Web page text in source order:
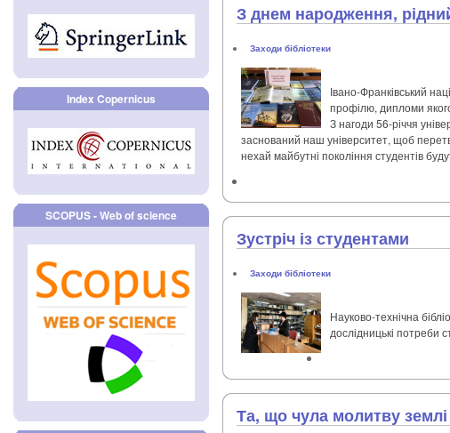
Index Copernicus
SCOPUS - Web of science
З днем народження,
Заходи бібліотеки
Івано-Франківський
профілю, дипломи якого
З нагоди 56-річчя
заснований наш університет, щоб
нехай майбутні покоління студентів
Зустріч із студентами
Заходи бібліотеки
Науково-технічна
дослідницькі потреби
Та, що чула молитву землі